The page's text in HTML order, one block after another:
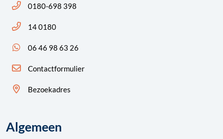
Bel ons: 14 0180
0180-698 398
Bel ons: 14 0180
14 0180
App ons: 06 46 98 63 26 (WhatsApp)
06 46 98 63 26
Contactformulier
Bezoekadres
Algemeen